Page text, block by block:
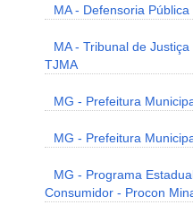
MA - Defensoria
MA - Tribunal de
TJMA
MG - Prefeitura
MG - Prefeitura
MG - Programa
Consumidor - Procon